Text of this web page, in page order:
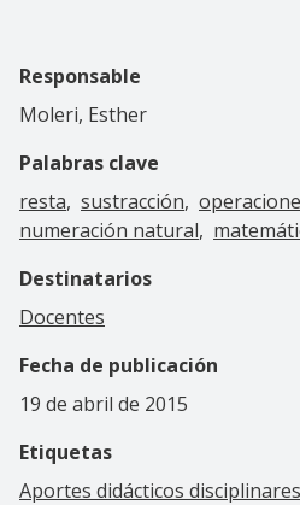
Responsable
Moleri, Esther
Palabras clave
resta sustracción
numeración natural
Destinatarios
Docentes
Fecha de publicación
19 de abril de 2015
Etiquetas
Aportes didácticos disciplinares